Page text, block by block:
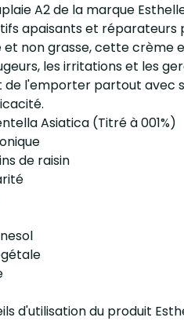
A2 de la marque
apaisants et réparateurs
non grasse, cette crème
les irritations et les
de l'emporter partout avec
Asiatica (Titré à 001%)
de raisin
d'utilisation du produit